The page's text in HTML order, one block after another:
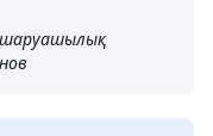
шаруашылық